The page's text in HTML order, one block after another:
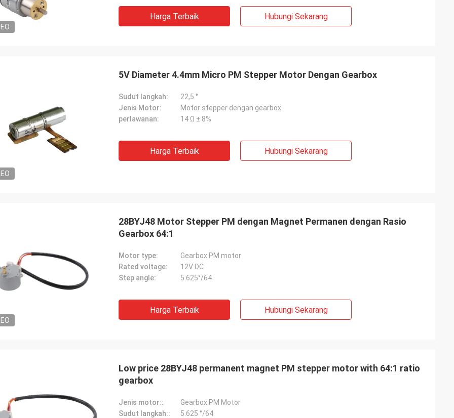
Harga Terbaik Hubungi Sekarang
5V Diameter 4.4mm Micro PM Stepper Motor Dengan Gearbox
Sudut langkah:
22,5 °
Jenis Motor:
Motor stepper dengan gearbox
perlawanan:
14 Ω ± 8%
Harga Terbaik Hubungi Sekarang
28BYJ48 Motor Stepper PM dengan Magnet Permanen dengan Rasio
Gearbox 64:1
Motor type:
Gearbox PM motor
Rated voltage:
12V DC
Step angle:
5.625°/64
Harga Terbaik Hubungi Sekarang
Low price 28BYJ48 permanent magnet PM stepper motor with 64:1 ratio
gearbox
Jenis motor::
Gearbox PM Motor
Sudut langkah::
5.625 °/64